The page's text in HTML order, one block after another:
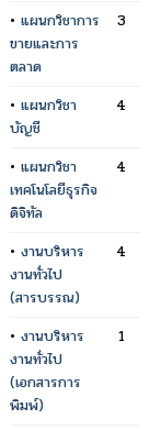
• แผนกวิชาการ
ขายและการ
ตลาด
3
• แผนกวิชา
บัญชี
4
• แผนกวิชา
เทคโนโลยีธุรกิจ
ดิจิทัล
4
• งานบริหาร
งานทั่วไป
(สารบรรณ)
4
• งานบริหาร
งานทั่วไป
(เอกสารการ
พิมพ์)
1